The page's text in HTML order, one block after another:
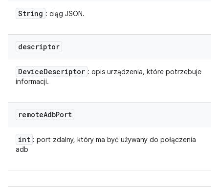
String : ciąg JSON.
descriptor
DeviceDescriptor : opis urządzenia, które potrzebuje
informacji.
remoteAdbPort
int : port zdalny, który ma być używany do połączenia
adb